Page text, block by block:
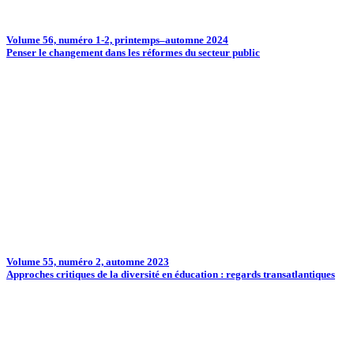
Volume 56, numéro 1-2, printemps–automne 2024
Penser le changement dans les réformes du secteur public
Volume 55, numéro 2, automne 2023
Approches critiques de la diversité en éducation : regards transatlantiques